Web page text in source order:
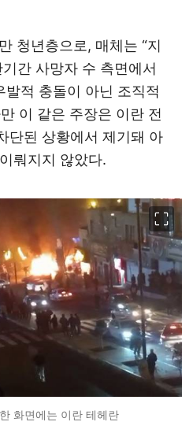
청년층으로, 매체는 “지
간 사망자 수 측면에서
발적 충돌이 아닌 조직적
이 같은 주장은 이란 전
단된 상황에서 제기돼 아
뤄지지 않았다.
화면에는 이란 테헤란